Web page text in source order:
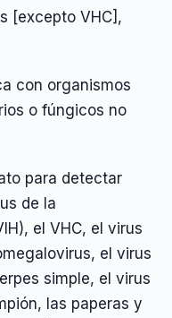
[excepto VHC],
con organismos
o fúngicos no
para detectar
de la
el VHC, el virus
el virus
simple, el virus
las paperas y